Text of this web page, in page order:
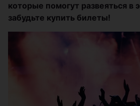
которые помогут развеяться в
забудьте купить билеты!